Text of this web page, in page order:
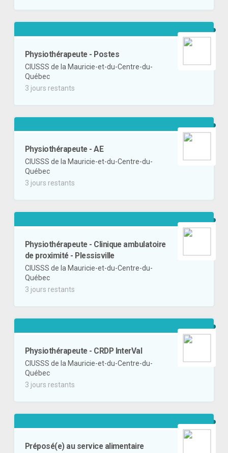
Physiothérapeute - Postes
CIUSSS de la Mauricie-et-du-Centre-du-
Québec
3 jours restants
Physiothérapeute - AE
CIUSSS de la Mauricie-et-du-Centre-du-
Québec
3 jours restants
Physiothérapeute - Clinique ambulatoire
de proximité - Plessisville
CIUSSS de la Mauricie-et-du-Centre-du-
Québec
3 jours restants
Physiothérapeute - CRDP InterVal
CIUSSS de la Mauricie-et-du-Centre-du-
Québec
3 jours restants
Préposé(e) au service alimentaire